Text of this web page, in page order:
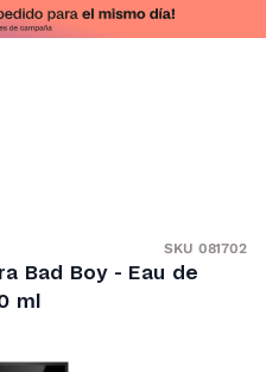
SKU 081702
Bad Boy - Eau de
ml